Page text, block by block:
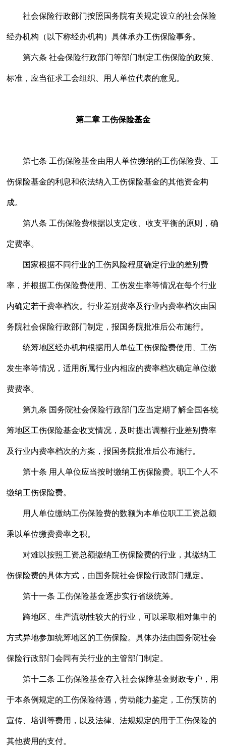
社会保险行政部门按照国务院有关规定设立的社会保险
经办机构（以下称经办机构）具体承办工伤保险事务。
第六条 社会保险行政部门等部门制定工伤保险的政策、
标准，应当征求工会组织、用人单位代表的意见。
第二章 工伤保险基金
第七条 工伤保险基金由用人单位缴纳的工伤保险费、工
伤保险基金的利息和依法纳入工伤保险基金的其他资金构
成。
第八条 工伤保险费根据以支定收、收支平衡的原则，确
定费率。
国家根据不同行业的工伤风险程度确定行业的差别费
率，并根据工伤保险费使用、工伤发生率等情况在每个行业
内确定若干费率档次。行业差别费率及行业内费率档次由国
务院社会保险行政部门制定，报国务院批准后公布施行。
统筹地区经办机构根据用人单位工伤保险费使用、工伤
发生率等情况，适用所属行业内相应的费率档次确定单位缴
费费率。
第九条 国务院社会保险行政部门应当定期了解全国各统
筹地区工伤保险基金收支情况，及时提出调整行业差别费率
及行业内费率档次的方案，报国务院批准后公布施行。
第十条 用人单位应当按时缴纳工伤保险费。职工个人不
缴纳工伤保险费。
用人单位缴纳工伤保险费的数额为本单位职工工资总额
乘以单位缴费费率之积。
对难以按照工资总额缴纳工伤保险费的行业，其缴纳工
伤保险费的具体方式，由国务院社会保险行政部门规定。
第十一条 工伤保险基金逐步实行省级统筹。
跨地区、生产流动性较大的行业，可以采取相对集中的
方式异地参加统筹地区的工伤保险。具体办法由国务院社会
保险行政部门会同有关行业的主管部门制定。
第十二条 工伤保险基金存入社会保障基金财政专户，用
于本条例规定的工伤保险待遇，劳动能力鉴定，工伤预防的
宣传、培训等费用，以及法律、法规规定的用于工伤保险的
其他费用的支付。